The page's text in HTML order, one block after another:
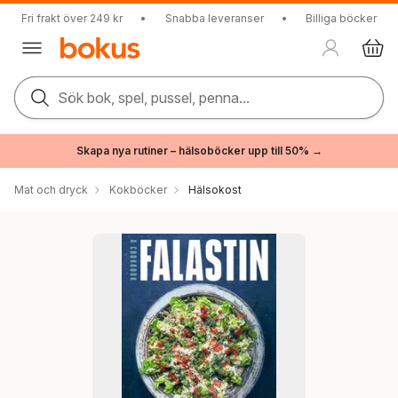
Fri frakt över 249 kr • Snabba leveranser • Billiga böcker
Sök bok, spel, pussel, penna...
Skapa nya rutiner – hälsoböcker upp till 50% →
Mat och dryck Kokböcker Hälsokost